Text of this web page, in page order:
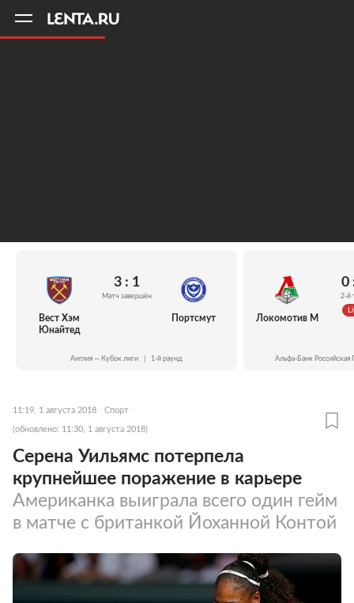
Вест Хэм
Юнайтед
3 : 1
Матч завершён
Портсмут
Англия — Кубок лиги 1-й раунд
Локомотив М
0
2-й
Альфа-Банк Российская
11:19, 1 августа 2018 Спорт
(обновлено: 11:30, 1 августа 2018)
Серена Уильямс потерпела
крупнейшее поражение в карьере
Американка выиграла всего один гейм
в матче с британкой Йоханной Контой